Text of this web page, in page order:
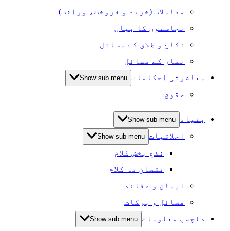
معاملات (خرید و فروخت، وراثت)
نجاستوں کا بیان
نکاح و طلاق کے مسائل
نماز کے مسائل
معاشرتی احکامات Show sub menu
حقوق
بنیاد Show sub menu
اخلاقیات Show sub menu
نفع بخش کلام
نقصان دہ کلام
ایمان و عقائد
فضائل و برکات
دلچسپ معلومات Show sub menu